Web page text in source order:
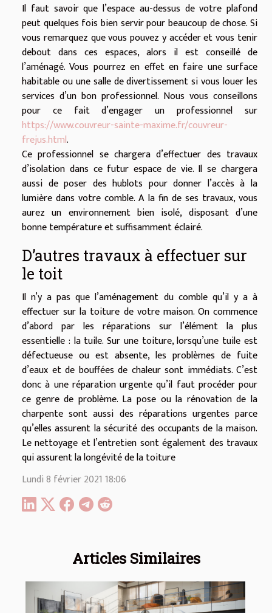
Articles Similaires
Il faut savoir que l’espace au-dessus de votre plafond
peut quelques fois bien servir pour beaucoup de chose. Si
vous remarquez que vous pouvez y accéder et vous tenir
debout dans ces espaces, alors il est conseillé de
l’aménagé. Vous pourrez en effet en faire une surface
habitable ou une salle de divertissement si vous louer les
services d’un bon professionnel. Nous vous conseillons
pour ce fait d’engager un professionnel sur
https://www.couvreur-sainte-maxime.fr/couvreur-
frejus.html.
Ce professionnel se chargera d’effectuer des travaux
d’isolation dans ce futur espace de vie. Il se chargera
aussi de poser des hublots pour donner l’accès à la
lumière dans votre comble. A la fin de ses travaux, vous
aurez un environnement bien isolé, disposant d’une
bonne température et suffisamment éclairé.
D’autres travaux à effectuer sur
le toit
Il n’y a pas que l’aménagement du comble qu’il y a à
effectuer sur la toiture de votre maison. On commence
d’abord par les réparations sur l’élément la plus
essentielle : la tuile. Sur une toiture, lorsqu’une tuile est
défectueuse ou est absente, les problèmes de fuite
d’eaux et de bouffées de chaleur sont immédiats. C’est
donc à une réparation urgente qu’il faut procéder pour
ce genre de problème. La pose ou la rénovation de la
charpente sont aussi des réparations urgentes parce
qu’elles assurent la sécurité des occupants de la maison.
Le nettoyage et l’entretien sont également des travaux
qui assurent la longévité de la toiture
Lundi 8 février 2021 18:06